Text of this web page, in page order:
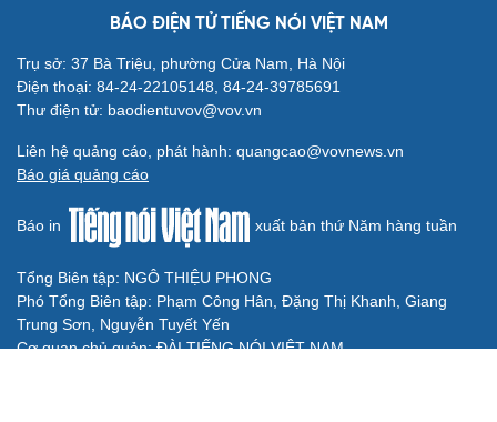
ĐT Việt Nam tập hồi phục chuẩn bị cho bán kết ASEAN
Cup 2026
Hé lộ mục tiêu của đội tuyển nữ Việt Nam ở đấu trường
ASIAD 2026
Tin bóng đá 8-8: Xác định thời điểm ĐT Việt Nam thi đấu
bán kết ASEAN Cup 2026
BÓNG ĐÁ QUỐC TẾ
Kết quả ASEAN Cup 2026 hôm nay 8/8: Malaysia
thắng nhẹ, gặp ĐT Việt Nam ở bán kết